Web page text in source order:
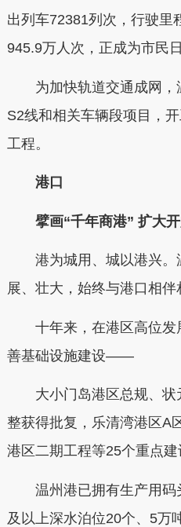
出列车72381列次，行驶里
945.9万人次，正成为市民
为加快轨道交通成网，
S2线和相关车辆段项目，
工程。
港口
擘画“千年商港” 扩大
港为城用、城以港兴。
展、壮大，始终与港口相伴
十年来，在港区高位发
善基础设施建设——
大小门岛港区总规、状
整获得批复，乐清湾港区A
港区二期工程等25个重点建
温州港已拥有生产用码
及以上深水泊位20个、5万